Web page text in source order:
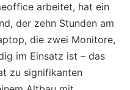
arbeitet, hat ein
der zehn Stunden am
die zwei Monitore,
im Einsatz ist – das
zu signifikanten